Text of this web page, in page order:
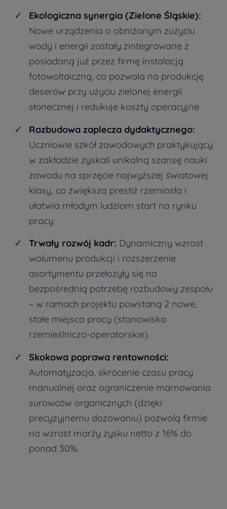
Ekologiczna synergia (Zielone Śląskie):
Nowe urządzenia o obniżonym zużyciu
wody i energii zostały zintegrowane z
posiadaną już przez firmę instalacją
fotowoltaiczną, co pozwala na produkcję
deserów przy użyciu zielonej energii
słonecznej i redukuje koszty operacyjne.
Rozbudowa zaplecza dydaktycznego:
Uczniowie szkół zawodowych praktykujący
w zakładzie zyskali unikalną szansę nauki
zawodu na sprzęcie najwyższej światowej
klasy, co zwiększa prestiż rzemiosła i
ułatwia młodym ludziom start na rynku
pracy.
Trwały rozwój kadr: Dynamiczny wzrost
wolumenu produkcji i rozszerzenie
asortymentu przełożyły się na
bezpośrednią potrzebę rozbudowy zespołu
– w ramach projektu powstaną 2 nowe,
stałe miejsca pracy (stanowiska
rzemieślniczo-operatorskie).
Skokowa poprawa rentowności:
Automatyzacja, skrócenie czasu pracy
manualnej oraz ograniczenie marnowania
surowców organicznych (dzięki
precyzyjnemu dozowaniu) pozwolą firmie
na wzrost marży zysku netto z 16% do
ponad 30%.